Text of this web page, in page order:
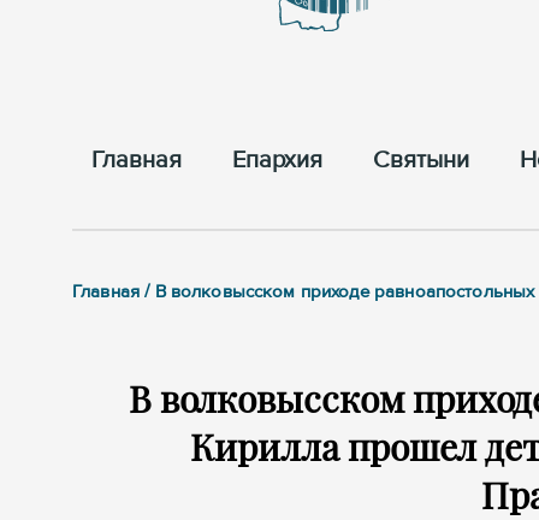
Главная Епархия Cвятыни
Главная / В волковысском приходе
В волковысском
Кирилла прошел